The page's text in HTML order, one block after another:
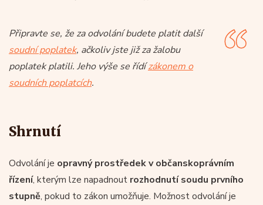
Připravte se, že za odvolání budete platit další
soudní poplatek, ačkoliv jste již za žalobu
poplatek platili. Jeho výše se řídízákonem o
soudních poplatcích.
Shrnutí
Odvolání je opravný prostředek v občanskoprávním
řízení, kterým lze napadnout rozhodnutí soudu prvního
stupně, pokud to zákon umožňuje. Možnost odvolání je